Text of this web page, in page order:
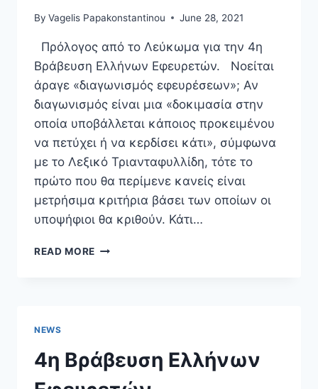
LANDSCAPE:
THE
EU
REGULATORY
FRAMEWORK
ADEQUATE?
By Vagelis Papakonstantinou June 28, 2021
Πρόλογος από το Λεύκωμα για την 4η
Βράβευση Ελλήνων Εφευρετών. Νοείται
άραγε «διαγωνισμός εφευρέσεων»; Αν
διαγωνισμός είναι μια «δοκιμασία στην
οποία υποβάλλεται κάποιος προκειμένου
να πετύχει ή να κερδίσει κάτι», σύμφωνα
με το Λεξικό Τριανταφυλλίδη, τότε το
πρώτο που θα περίμενε κανείς είναι
μετρήσιμα κριτήρια βάσει των οποίων οι
υποψήφιοι θα κριθούν. Κάτι…
READ MORE 4Η
NEWS
4η Βράβευση Ελλήνων